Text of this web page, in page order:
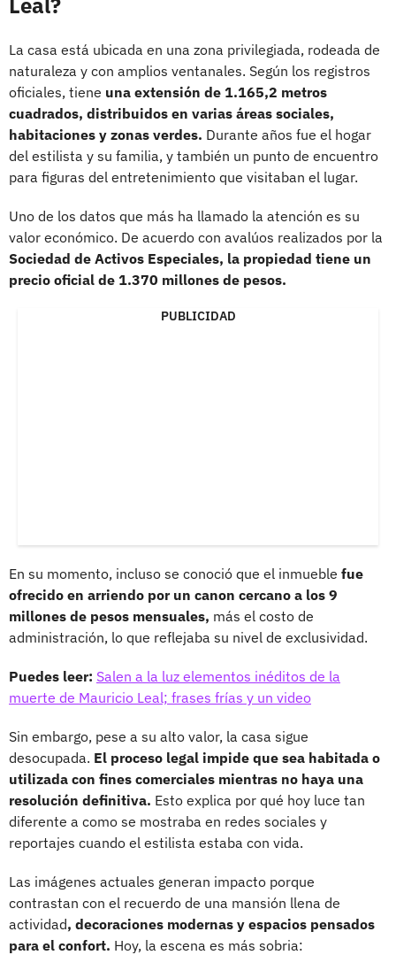
La casa está ubicada en una zona privilegiada, rodeada de
naturaleza y con amplios ventanales. Según los registros
oficiales, tiene una extensión de 1.165,2 metros
cuadrados, distribuidos en varias áreas sociales,
habitaciones y zonas verdes. Durante años fue el hogar
del estilista y su familia, y también un punto de encuentro
para figuras del entretenimiento que visitaban el lugar.
Uno de los datos que más ha llamado la atención es su
valor económico. De acuerdo con avalúos realizados por la
Sociedad de Activos Especiales, la propiedad tiene un
precio oficial de 1.370 millones de pesos.
PUBLICIDAD
En su momento, incluso se conoció que el inmueble fue
ofrecido en arriendo por un canon cercano a los 9
millones de pesos mensuales, más el costo de
administración, lo que reflejaba su nivel de exclusividad.
Puedes leer: Salen a la luz elementos inéditos de la
muerte de Mauricio Leal; frases frías y un video
Sin embargo, pese a su alto valor, la casa sigue
desocupada. El proceso legal impide que sea habitada o
utilizada con fines comerciales mientras no haya una
resolución definitiva. Esto explica por qué hoy luce tan
diferente a como se mostraba en redes sociales y
reportajes cuando el estilista estaba con vida.
Las imágenes actuales generan impacto porque
contrastan con el recuerdo de una mansión llena de
actividad, decoraciones modernas y espacios pensados
para el confort. Hoy, la escena es más sobria: